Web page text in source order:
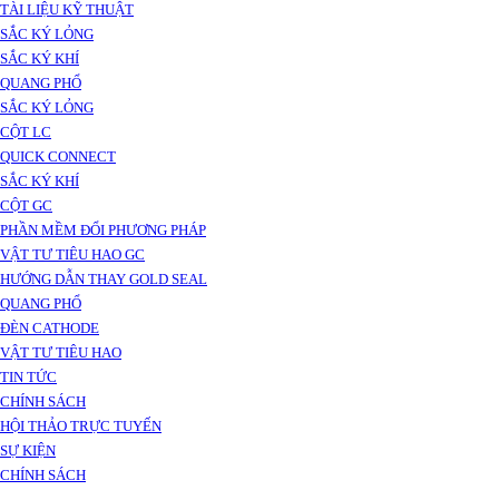
TÀI LIỆU KỸ THUẬT
SẮC KÝ LỎNG
SẮC KÝ KHÍ
QUANG PHỔ
SẮC KÝ LỎNG
CỘT LC
QUICK CONNECT
SẮC KÝ KHÍ
CỘT GC
PHẦN MỀM ĐỔI PHƯƠNG PHÁP
VẬT TƯ TIÊU HAO GC
HƯỚNG DẪN THAY GOLD SEAL
QUANG PHỔ
ĐÈN CATHODE
VẬT TƯ TIÊU HAO
TIN TỨC
CHÍNH SÁCH
HỘI THẢO TRỰC TUYẾN
SỰ KIỆN
CHÍNH SÁCH